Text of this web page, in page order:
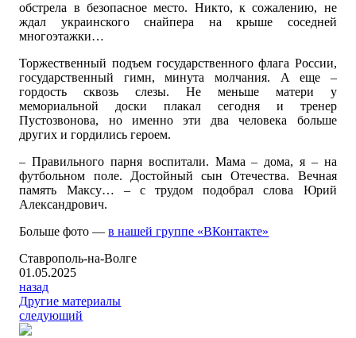
обстрела в безопасное место. Никто, к сожалению, не
ждал украинского снайпера на крыше соседней
многоэтажки…
Торжественный подъем государственного флага России,
государственный гимн, минута молчания. А еще –
гордость сквозь слезы. Не меньше матери у
мемориальной доски плакал сегодня и тренер
Пустозвонова, но именно эти два человека больше
других и гордились героем.
– Правильного парня воспитали. Мама – дома, я – на
футбольном поле. Достойный сын Отечества. Вечная
память Максу… – с трудом подобрал слова Юрий
Александрович.
Больше фото —в нашей группе «ВКонтакте»
Ставрополь-на-Волге
01.05.2025
назад
Другие материалы
следующий